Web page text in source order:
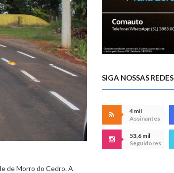
de Morro do Cedro. A
SIGA NOSSAS REDES
4 mil
Assinantes
53,6 mil
Seguidores